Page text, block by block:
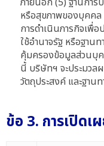
หรือสุขภาพของบุคคล
การดำเนินภารกิจเพื่
ใช้อำนาจรัฐ หรือฐาน
คุ้มครองข้อมูลส่วนบุ
นี้ บริษัทฯ จะประมว
วัตถุประสงค์ และฐาน
ข้อ 3. การเปิด